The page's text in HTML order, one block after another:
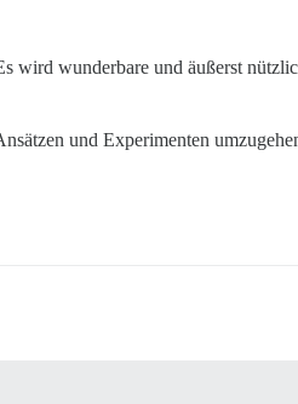
wunderbare und äußerst
und Experimenten